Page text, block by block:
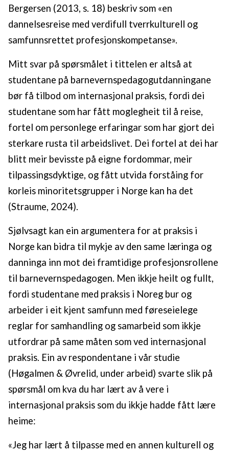
Bergersen (2013, s. 18) beskriv som «en
dannelsesreise med verdifull tverrkulturell og
samfunnsrettet profesjonskompetanse».
Mitt svar på spørsmålet i tittelen er altså at
studentane på barnevernspedagogutdanningane
bør få tilbod om internasjonal praksis, fordi dei
studentane som har fått moglegheit til å reise,
fortel om personlege erfaringar som har gjort dei
sterkare rusta til arbeidslivet. Dei fortel at dei har
blitt meir bevisste på eigne fordommar, meir
tilpassingsdyktige, og fått utvida forståing for
korleis minoritetsgrupper i Norge kan ha det
(Straume, 2024).
Sjølvsagt kan ein argumentera for at praksis i
Norge kan bidra til mykje av den same læringa og
danninga inn mot dei framtidige profesjonsrollene
til barnevernspedagogen. Men ikkje heilt og fullt,
fordi studentane med praksis i Noreg bur og
arbeider i eit kjent samfunn med føreseielege
reglar for samhandling og samarbeid som ikkje
utfordrar på same måten som ved internasjonal
praksis. Ein av respondentane i vår studie
(Høgalmen & Øvrelid, under arbeid) svarte slik på
spørsmål om kva du har lært av å vere i
internasjonal praksis som du ikkje hadde fått lære
heime:
«Jeg har lært å tilpasse med en annen kulturell og